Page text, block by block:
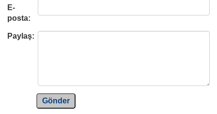
E-
posta:
Paylaş:
Gönder